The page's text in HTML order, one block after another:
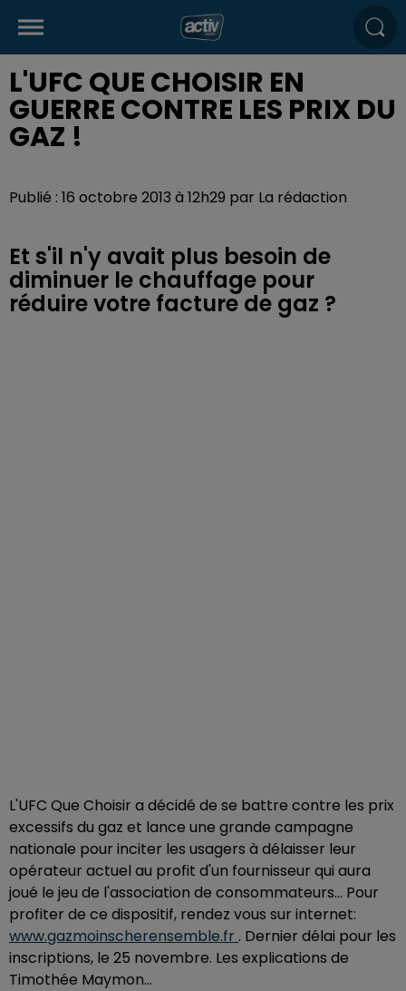
L'UFC QUE CHOISIR EN
GUERRE CONTRE LES PRIX DU
GAZ !
Publié : 16 octobre 2013 à 12h29 par La rédaction
Et s'il n'y avait plus besoin de
diminuer le chauffage pour
réduire votre facture de gaz ?
L'UFC Que Choisir a décidé de se battre contre les prix
excessifs du gaz et lance une grande campagne
nationale pour inciter les usagers à délaisser leur
opérateur actuel au profit d'un fournisseur qui aura
joué le jeu de l'association de consommateurs... Pour
profiter de ce dispositif, rendez vous sur internet:
www.gazmoinscherensemble.fr . Dernier délai pour les
inscriptions, le 25 novembre. Les explications de
Timothée Maymon...